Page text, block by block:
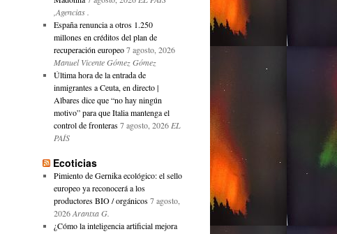
,Agencias .
España renuncia a otros 1.250
millones en créditos del plan de
recuperación europeo 7 agosto, 2026
Manuel Vicente Gómez Gómez
Última hora de la entrada de
inmigrantes a Ceuta, en directo |
Albares dice que “no hay ningún
motivo” para que Italia mantenga el
control de fronteras 7 agosto, 2026 EL
PAÍS
Ecoticias
Pimiento de Gernika ecológico: el sello
europeo ya reconocerá a los
productores BIO / orgánicos 7 agosto,
2026 Arantxa G.
¿Cómo la inteligencia artificial mejora